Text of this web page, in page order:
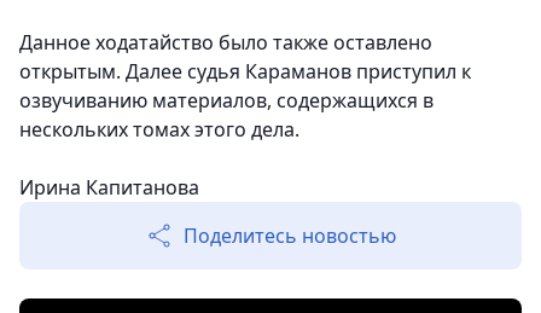
Данное ходатайство было также оставлено
открытым. Далее судья Караманов приступил к
озвучиванию материалов, содержащихся в
нескольких томах этого дела.
Ирина Капитанова
Поделитесь новостью